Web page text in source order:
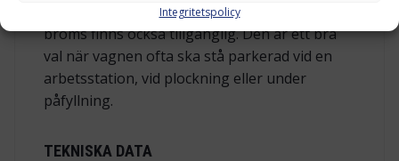
Integritetspolicy
när nästa moment börjar. En modell med
broms finns också tillgänglig. Den är ett bra
val när vagnen ofta ska stå parkerad vid en
arbetsstation, vid plockning eller under
påfyllning.
TEKNISKA DATA